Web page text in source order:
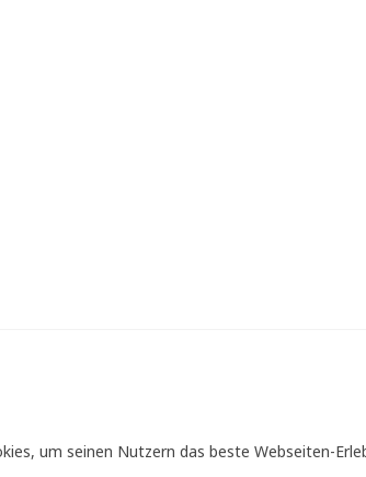
um seinen Nutzern das beste Webseiten-